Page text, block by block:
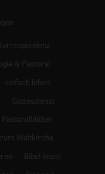
& Pastoral
einfach leben
Gottesdienst
Pastoralblätter
Weltkirche
Bibel lesen